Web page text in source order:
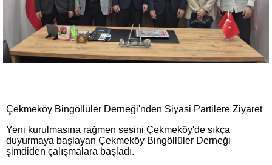
Çekmeköy Bingöllüler Derneği'nden Siyasi Partilere Ziyaret
Yeni kurulmasına rağmen sesini Çekmeköy'de sıkça
duyurmaya başlayan Çekmeköy Bingöllüler Derneği
şimdiden çalışmalara başladı.